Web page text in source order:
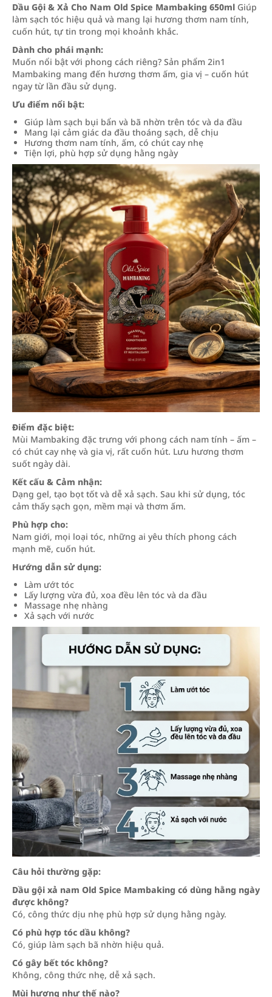
Dầu Gội & Xả Cho Nam Old Spice Mambaking 650ml Giúp
làm sạch tóc hiệu quả và mang lại hương thơm nam tính,
cuốn hút, tự tin trong mọi khoảnh khắc.
Dành cho phái mạnh:
Muốn nổi bật với phong cách riêng? Sản phẩm 2in1
Mambaking mang đến hương thơm ấm, gia vị – cuốn hút
ngay từ lần đầu sử dụng.
Ưu điểm nổi bật:
Giúp làm sạch bụi bẩn và bã nhờn trên tóc và da đầu
Mang lại cảm giác da đầu thoáng sạch, dễ chịu
Hương thơm nam tính, ấm, có chút cay nhẹ
Tiện lợi, phù hợp sử dụng hằng ngày
Điểm đặc biệt:
Mùi Mambaking đặc trưng với phong cách nam tính – ấm –
có chút cay nhẹ và gia vị, rất cuốn hút. Lưu hương thơm
suốt ngày dài.
Kết cấu & Cảm nhận:
Dạng gel, tạo bọt tốt và dễ xả sạch. Sau khi sử dụng, tóc
cảm thấy sạch gọn, mềm mại và thơm ấm.
Phù hợp cho:
Nam giới, mọi loại tóc, những ai yêu thích phong cách
mạnh mẽ, cuốn hút.
Hướng dẫn sử dụng:
Làm ướt tóc
Lấy lượng vừa đủ, xoa đều lên tóc và da đầu
Massage nhẹ nhàng
Xả sạch với nước
Câu hỏi thường gặp:
Dầu gội xả nam Old Spice Mambaking có dùng hằng ngày
được không?
Có, công thức dịu nhẹ phù hợp sử dụng hằng ngày.
Có phù hợp tóc dầu không?
Có, giúp làm sạch bã nhờn hiệu quả.
Có gây bết tóc không?
Không, công thức nhẹ, dễ xả sạch.
Mùi hương như thế nào?